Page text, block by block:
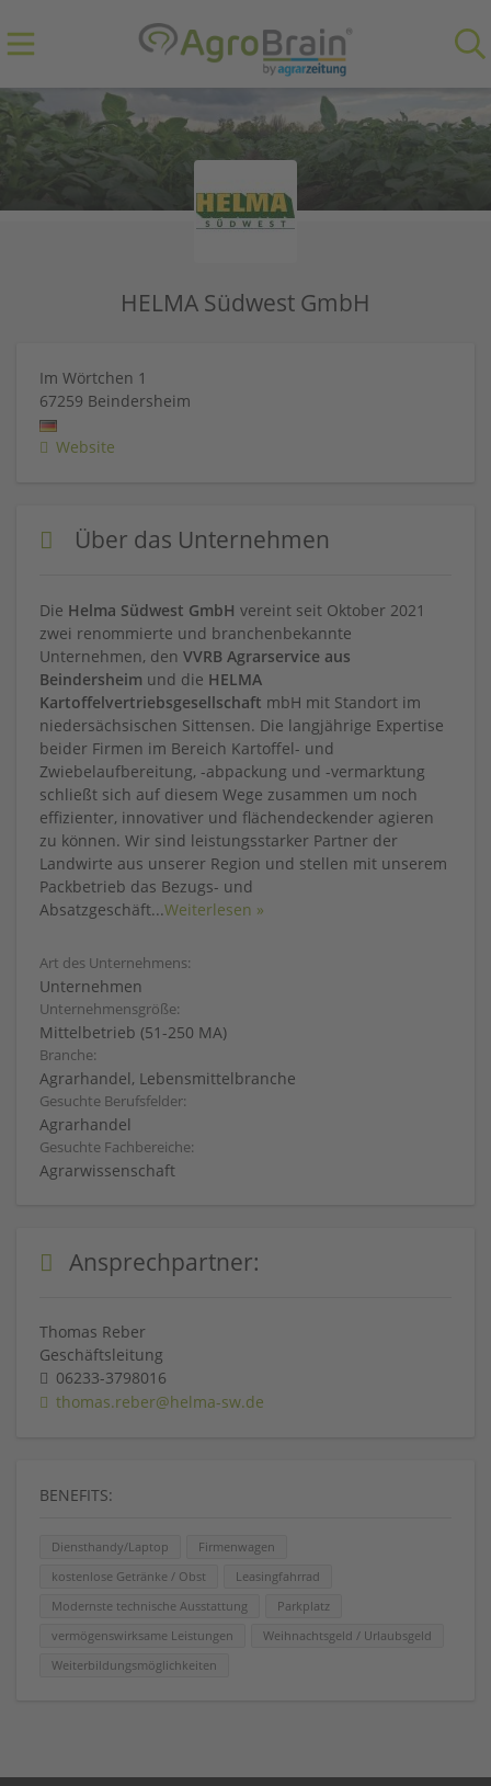
HELMA Südwest GmbH
Im Wörtchen 1
67259 Beindersheim
Website
Über das Unternehmen
Die Helma Südwest GmbH vereint seit Oktober 2021
zwei renommierte und branchenbekannte
Unternehmen, den VVRB Agrarservice aus
Beindersheim und die HELMA
Kartoffelvertriebsgesellschaft mbH mit Standort im
niedersächsischen Sittensen. Die langjährige Expertise
beider Firmen im Bereich Kartoffel- und
Zwiebelaufbereitung, -abpackung und -vermarktung
schließt sich auf diesem Wege zusammen um noch
effizienter, innovativer und flächendeckender agieren
zu können. Wir sind leistungsstarker Partner der
Landwirte aus unserer Region und stellen mit unserem
Packbetrieb das Bezugs- und
Absatzgeschäft...Weiterlesen »
Art des Unternehmens:
Unternehmen
Unternehmensgröße:
Mittelbetrieb (51-250 MA)
Branche:
Agrarhandel, Lebensmittelbranche
Gesuchte Berufsfelder:
Agrarhandel
Gesuchte Fachbereiche:
Agrarwissenschaft
Ansprechpartner:
Thomas Reber
Geschäftsleitung
06233-3798016
thomas.reber@helma-sw.de
BENEFITS:
Diensthandy/Laptop
Firmenwagen
kostenlose Getränke / Obst
Leasingfahrrad
Modernste technische Ausstattung
Parkplatz
vermögenswirksame Leistungen
Weihnachtsgeld / Urlaubsgeld
Weiterbildungsmöglichkeiten